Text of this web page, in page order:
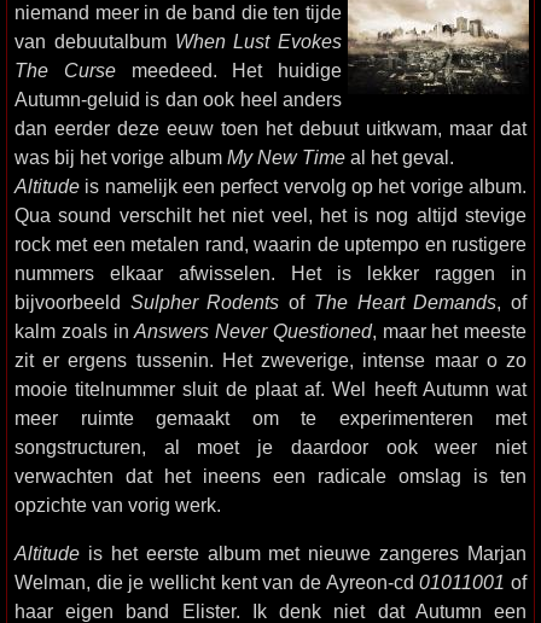
niemand meer in de band die ten tijde
van debuutalbum When Lust Evokes
The Cursemeedeed. Het huidige
Autumn-geluid is dan ook heel anders
dan eerder deze eeuw toen het debuut uitkwam, maar dat
was bij het vorige album My New Time al het geval.
Altitude is namelijk een perfect vervolg op het vorige album.
Qua sound verschilt het niet veel, het is nog altijd stevige
rock met een metalen rand, waarin de uptempo en rustigere
nummers elkaar afwisselen. Het is lekker raggen in
bijvoorbeeld Sulpher Rodents of The Heart Demands, of
kalm zoals inAnswers Never Questioned, maar het meeste
zit er ergens tussenin. Het zweverige, intense maar o zo
mooie titelnummer sluit de plaat af. Wel heeft Autumn wat
meer ruimte gemaakt om te experimenteren met
songstructuren, al moet je daardoor ook weer niet
verwachten dat het ineens een radicale omslag is ten
opzichte van vorig werk.
Altitude is het eerste album met nieuwe zangeres Marjan
Welman, die je wellicht kent van de Ayreon-cd01011001 of
haar eigen band Elister. Ik denk niet dat Autumn een